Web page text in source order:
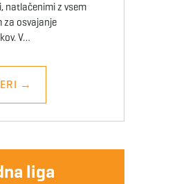
natlačenimi z vsem
za osvajanje
V…
→
liga